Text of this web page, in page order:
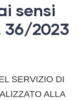
sensi
36/2023
SERVIZIO DI
ALLA